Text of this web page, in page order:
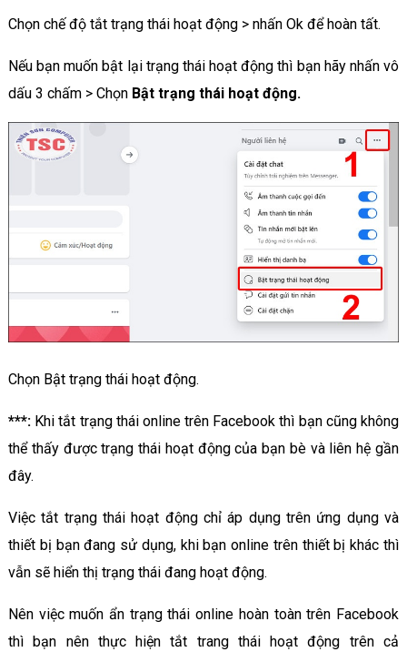
Chọn chế độ tắt trạng thái hoạt động > nhấn Ok để hoàn tất.
Nếu bạn muốn bật lại trạng thái hoạt động thì bạn hãy nhấn vô
dấu 3 chấm > Chọn Bật trạng thái hoạt động.
Chọn Bật trạng thái hoạt động.
***:Khi tắt trạng thái online trên Facebook thì bạn cũng không
thể thấy được trạng thái hoạt động của bạn bè và liên hệ gần
đây.
Việc tắt trạng thái hoạt động chỉ áp dụng trên ứng dụng và
thiết bị bạn đang sử dụng, khi bạn online trên thiết bị khác thì
vẫn sẽ hiển thị trạng thái đang hoạt động.
Nên việc muốn ẩn trạng thái online hoàn toàn trên Facebook
thì bạn nên thực hiện tắt trang thái hoạt động trên cả